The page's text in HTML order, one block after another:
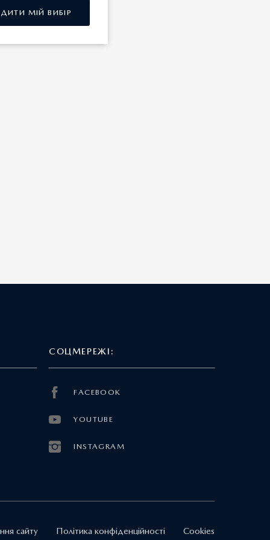
СОЦМЕРЕЖІ:
FACEBOOK
YOUTUBE
INSTAGRAM
сайту Політика конфіденційності Cookies
МІЙ ВИБІР